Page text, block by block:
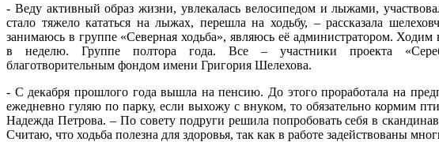
- Веду активный образ жизни, увлекалась велосипедом и лыжами,
стало тяжело кататься на лыжах, перешла на ходьбу, – рассказала
занимаюсь в группе «Северная ходьба», являюсь её администратором. Ходим
в неделю. Группе полтора года. Все – участники проекта
благотворительным фондом имени Григория Шелехова.
- С декабря прошлого года вышла на пенсию. До этого проработала на
ежедневно гуляю по парку, если выхожу с внуком, то обязательно кормим
Надежда Петрова. – По совету подруги решила попробовать себя в
Считаю, что ходьба полезна для здоровья, так как в работе задействованы